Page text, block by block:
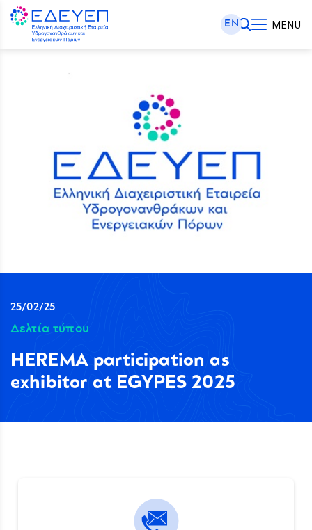
EN MENU
25/02/25
Δελτία τύπου
HEREMA participation as
exhibitor at EGYPES 2025